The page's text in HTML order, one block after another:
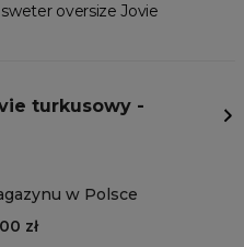
oversize Jovie
turkusowy -
w Polsce
zł